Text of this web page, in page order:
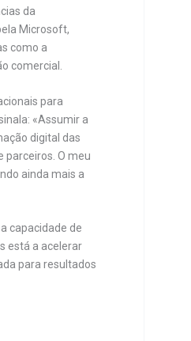
da
Microsoft,
como a
comercial.
para
«Assumir a
digital das
parceiros. O meu
ainda mais a
capacidade de
está a acelerar
para resultados